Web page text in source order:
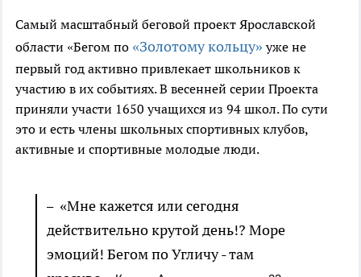
Самый масштабный беговой проект Ярославской
области «Бегом по «Золотому кольцу» уже не
первый год активно привлекает школьников к
участию в их событиях. В весенней серии Проекта
приняли участи 1650 учащихся из 94 школ. По сути
это и есть члены школьных спортивных клубов,
активные и спортивные молодые люди.
–«Мне кажется или сегодня
действительно крутой день!? Море
эмоций! Бегом по Угличу - там